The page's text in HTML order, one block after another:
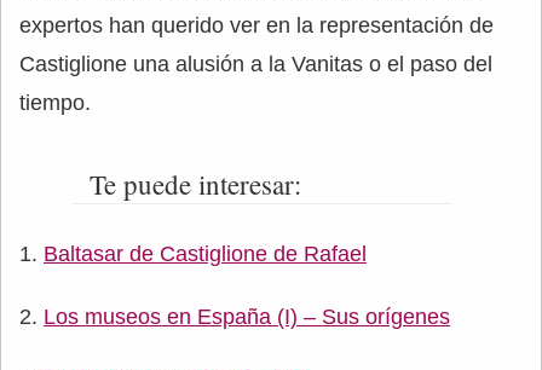
expertos han querido ver en la representación de
Castiglione una alusión a la Vanitas o el paso del
tiempo.
Te puede interesar:
Baltasar de Castiglione de Rafael
Los museos en España (I) – Sus orígenes